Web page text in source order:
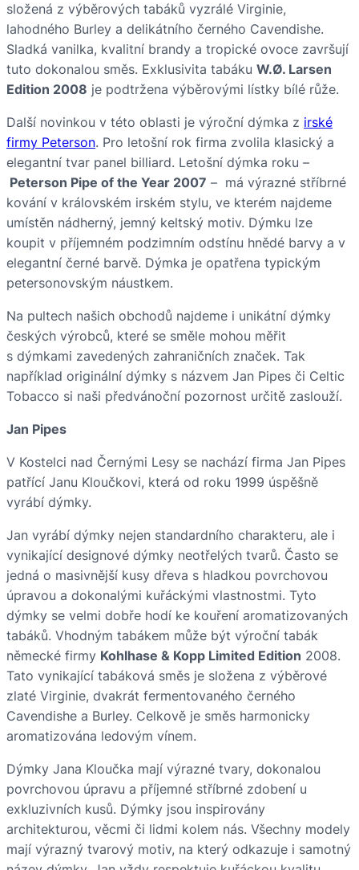
složená z výběrových tabáků vyzrálé Virginie,
lahodného Burley a delikátního černého Cavendishe.
Sladká vanilka, kvalitní brandy a tropické ovoce završují
tuto dokonalou směs. Exklusivita tabáku W.Ø. Larsen
Edition 2008 je podtržena výběrovými lístky bílé růže.
Další novinkou v této oblasti je výroční dýmka z irské
firmy Peterson. Pro letošní rok firma zvolila klasický a
elegantní tvar panel billiard. Letošní dýmka roku –
Peterson Pipe of the Year 2007 – má výrazné stříbrné
kování v královském irském stylu, ve kterém najdeme
umístěn nádherný, jemný keltský motiv. Dýmku lze
koupit v příjemném podzimním odstínu hnědé barvy a v
elegantní černé barvě. Dýmka je opatřena typickým
petersonovským náustkem.
Na pultech našich obchodů najdeme i unikátní dýmky
českých výrobců, které se směle mohou měřit
s dýmkami zavedených zahraničních značek. Tak
například originální dýmky s názvem Jan Pipes či Celtic
Tobacco si naši předvánoční pozornost určitě zaslouží.
Jan Pipes
V Kostelci nad Černými Lesy se nachází firma Jan Pipes
patřící Janu Kloučkovi, která od roku 1999 úspěšně
vyrábí dýmky.
Jan vyrábí dýmky nejen standardního charakteru, ale i
vynikající designové dýmky neotřelých tvarů. Často se
jedná o masivnější kusy dřeva s hladkou povrchovou
úpravou a dokonalými kuřáckými vlastnostmi. Tyto
dýmky se velmi dobře hodí ke kouření aromatizovaných
tabáků. Vhodným tabákem může být výroční tabák
německé firmy Kohlhase & Kopp Limited Edition 2008.
Tato vynikající tabáková směs je složena z výběrové
zlaté Virginie, dvakrát fermentovaného černého
Cavendishe a Burley. Celkově je směs harmonicky
aromatizována ledovým vínem.
Dýmky Jana Kloučka mají výrazné tvary, dokonalou
povrchovou úpravu a příjemné stříbrné zdobení u
exkluzivních kusů. Dýmky jsou inspirovány
architekturou, věcmi či lidmi kolem nás. Všechny modely
mají výrazný tvarový motiv, na který odkazuje i samotný